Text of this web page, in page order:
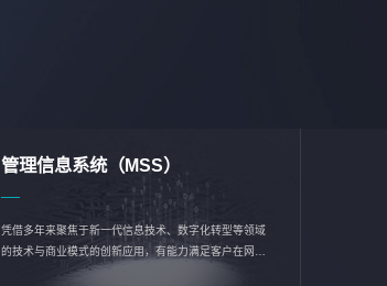
管理信息系统（MSS）
凭借多年来聚焦于新一代信息技术、数字化转型等领域
的技术与商业模式的创新应用，有能力满足客户在网络
优化、运营维护和信息安全防护等方面的需求，为客户